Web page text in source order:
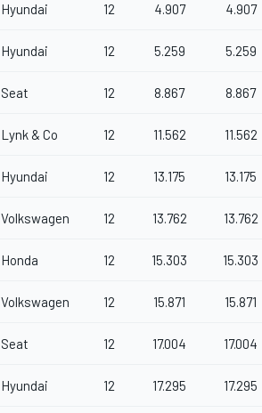
Hyundai 12 4.907 4.907
Hyundai 12 5.259 5.259
Seat 12 8.867 8.867
Lynk & Co 12 11.562 11.562
Hyundai 12 13.175 13.175
Volkswagen 12 13.762 13.762
Honda 12 15.303 15.303
Volkswagen 12 15.871 15.871
Seat 12 17.004 17.004
Hyundai 12 17.295 17.295